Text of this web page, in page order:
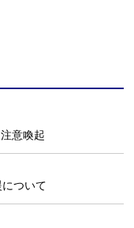
意喚起
ついて